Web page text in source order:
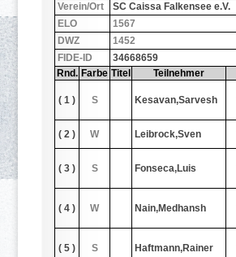
Verein/Ort
SC Caissa Falkensee e.V.
ELO
1567
DWZ
1452
FIDE-ID
34668659
Rnd. Farbe Titel Teilnehmer
( 1 ) S Kesavan,Sarvesh
( 2 )
W Leibrock,Sven
( 3 ) S Fonseca,Luis
( 4 ) W Nain,Medhansh
( 5 ) S Haftmann,Rainer